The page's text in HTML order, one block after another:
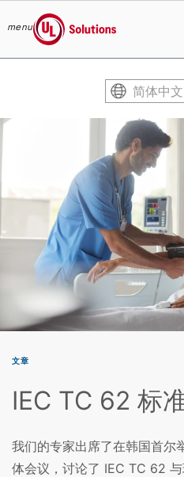
menu
UL Solutions
简体中文
文章
IEC TC 62 标
我们的专家出席了在韩国首尔
体会议，讨论了 IEC TC 62